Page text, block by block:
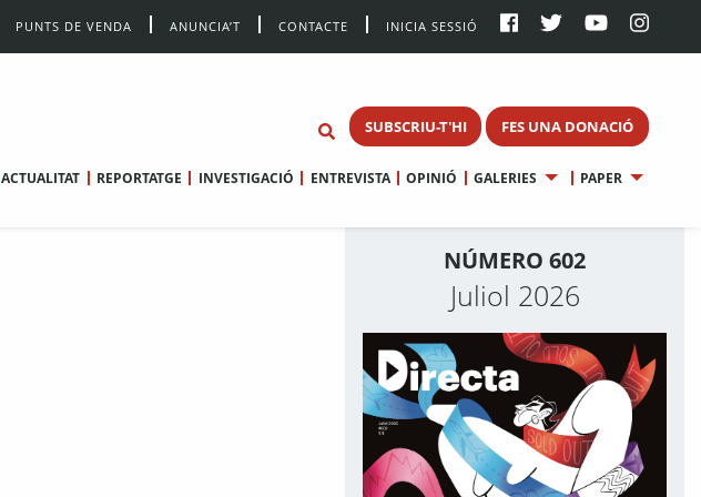
PUNTS DE VENDA ANUNCIA’T CONTACTE INICIA SESSIÓ
SUBSCRIU-T'HI FES UNA DONACIÓ
ACTUALITAT REPORTATGE INVESTIGACIÓ ENTREVISTA OPINIÓ GALERIES PAPER
NÚMERO 602
Juliol 2026